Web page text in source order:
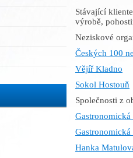
Stávající
výrobě,
Neziskové
Českých 100
Vějíř Kladno
Sokol Hostouň
Společnosti z
Hanka